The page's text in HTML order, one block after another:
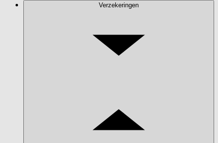
Verzekeringen